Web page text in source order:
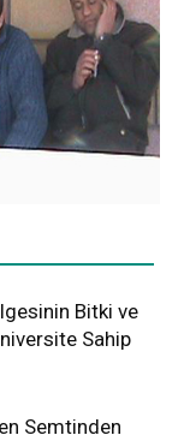
Bitki ve
Sahip
Semtinden